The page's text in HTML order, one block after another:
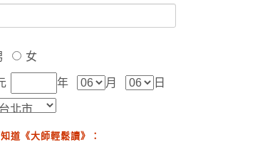
女
年 月 日
道《大師輕鬆讀》：